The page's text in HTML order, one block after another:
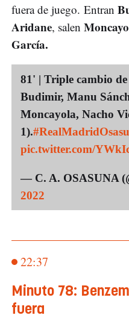
fuera de juego. Entran
Aridane, salen
García.
81' | Triple cambio de
Budimir, Manu
Moncayola, Nacho
1).
pic.twitter.com/
— C. A. OSASUNA
2022
22:37
Minuto 78:
fuera